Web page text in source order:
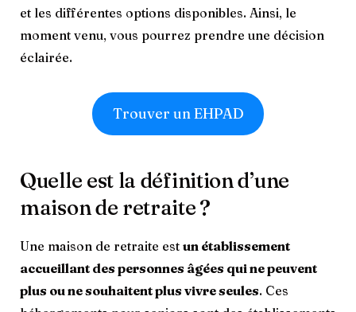
et les différentes options disponibles. Ainsi, le
moment venu, vous pourrez prendre une décision
éclairée.
Trouver un EHPAD
Quelle est la définition d’une
maison de retraite ?
Une maison de retraite est un établissement
accueillant des personnes âgées qui ne peuvent
plus ou ne souhaitent plus vivre seules. Ces